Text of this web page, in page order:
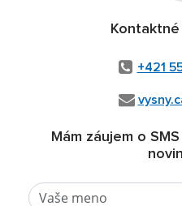
+421
Mám záujem o